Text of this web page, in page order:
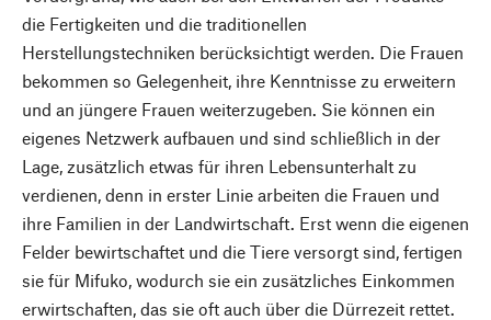
die Fertigkeiten und die traditionellen
Herstellungstechniken berücksichtigt werden. Die Frauen
bekommen so Gelegenheit, ihre Kenntnisse zu erweitern
und an jüngere Frauen weiterzugeben. Sie können ein
eigenes Netzwerk aufbauen und sind schließlich in der
Lage, zusätzlich etwas für ihren Lebensunterhalt zu
verdienen, denn in erster Linie arbeiten die Frauen und
ihre Familien in der Landwirtschaft. Erst wenn die eigenen
Felder bewirtschaftet und die Tiere versorgt sind, fertigen
sie für Mifuko, wodurch sie ein zusätzliches Einkommen
erwirtschaften, das sie oft auch über die Dürrezeit rettet.